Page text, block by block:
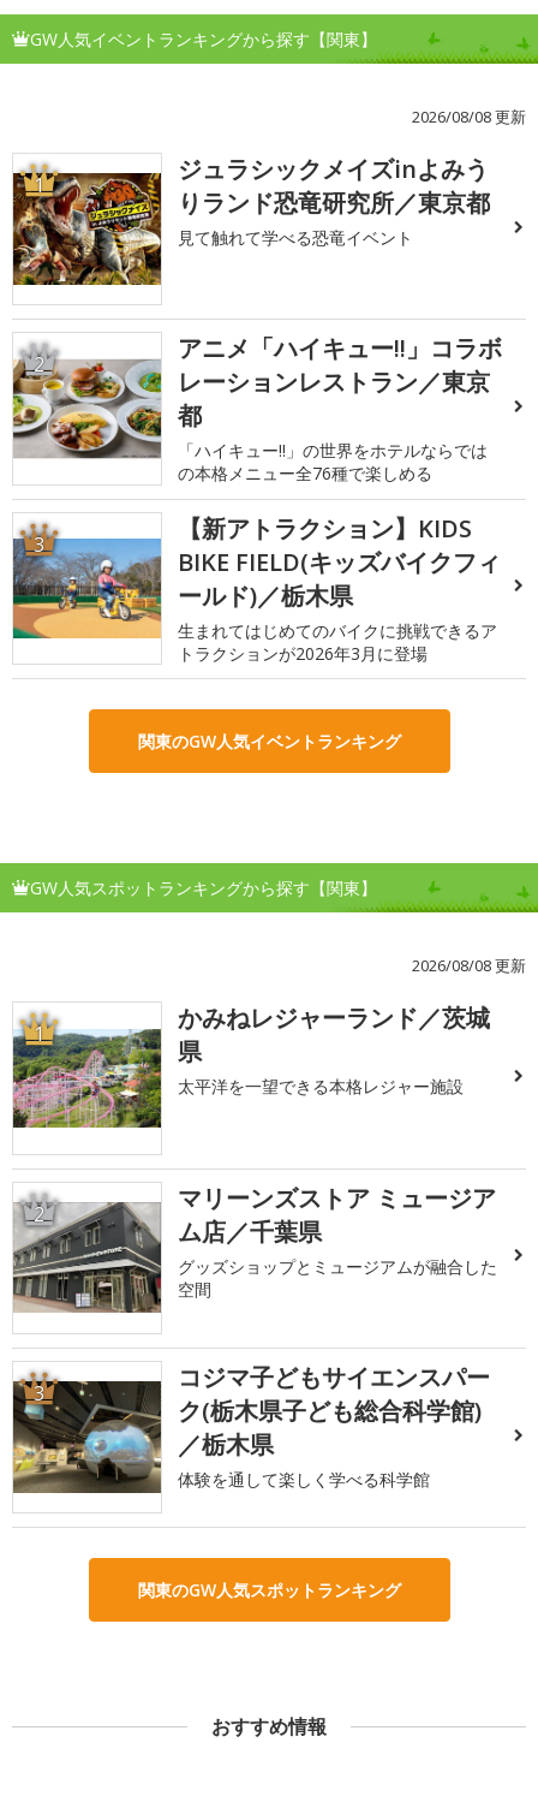
GW人気イベントランキングから探す【関東】
2026/08/08 更新
1
ジュラシックメイズinよみう
りランド恐竜研究所／東京都
見て触れて学べる恐竜イベント
2
アニメ「ハイキュー!!」コラボ
レーションレストラン／東京
都
「ハイキュー!!」の世界をホテルならでは
の本格メニュー全76種で楽しめる
3
【新アトラクション】KIDS
BIKE FIELD(キッズバイクフィ
ールド)／栃木県
生まれてはじめてのバイクに挑戦できるア
トラクションが2026年3月に登場
関東のGW人気イベントランキング
GW人気スポットランキングから探す【関東】
2026/08/08 更新
1
かみねレジャーランド／茨城
県
太平洋を一望できる本格レジャー施設
2
マリーンズストア ミュージア
ム店／千葉県
グッズショップとミュージアムが融合した
空間
3
コジマ子どもサイエンスパー
ク(栃木県子ども総合科学館)
／栃木県
体験を通して楽しく学べる科学館
関東のGW人気スポットランキング
おすすめ情報